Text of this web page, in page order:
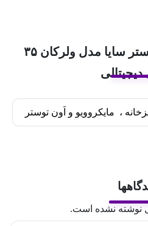
نقد و بررسی آون توستر سایا مدل ولرکان ۳۵
، مایکروویو و اَون توستر
نشده است.